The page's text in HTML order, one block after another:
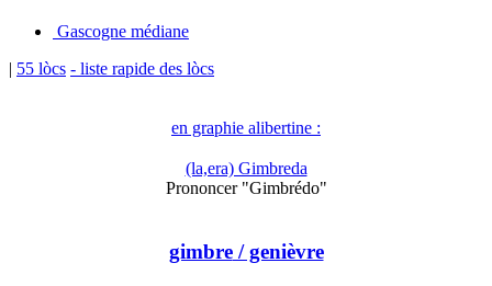
Gascogne médiane
| 55 lòcs - liste rapide des lòcs
en graphie alibertine :
(la,era) Gimbreda
Prononcer "Gimbrédo"
gimbre/ genièvre